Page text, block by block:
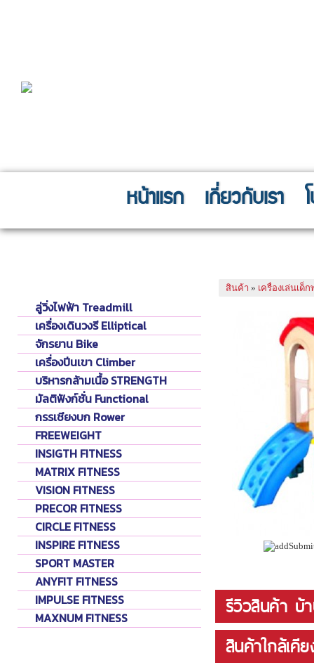
หน้าแรก เกี่ยวกับเรา
ลู่วิ่งไฟฟ้า Treadmill
เครื่องเดินวงรี Elliptical
จักรยาน Bike
เครื่องปีนเขา Climber
บริหารกล้ามเนื้อ STRENGTH
มัลติฟังก์ชั่น Functional
กรรเชียงบก Rower
FREEWEIGHT
INSIGTH FITNESS
MATRIX FITNESS
VISION FITNESS
PRECOR FITNESS
CIRCLE FITNESS
INSPIRE FITNESS
SPORT MASTER
ANYFIT FITNESS
IMPULSE FITNESS
MAXNUM FITNESS
สินค้า » เครื่องเล่นเด็
รีวิวสินค้า บ้
สินค้าใกล้เคี